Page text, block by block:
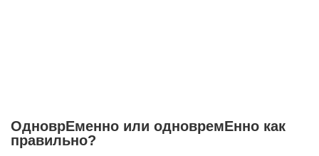
ОдноврЕменно или одновремЕнно как
правильно?